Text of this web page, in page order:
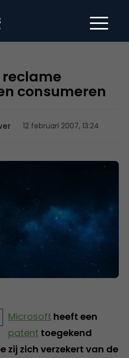
consumeren
12 februari 2007, 13:24
Microsoft heeft een
patent toegekend
zij zich verzekert van de